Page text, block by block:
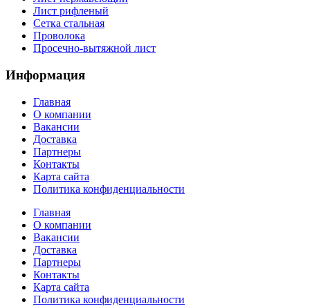
Лист рифленый
Сетка стальная
Проволока
Просечно-вытяжной лист
Информация
Главная
О компании
Вакансии
Доставка
Партнеры
Контакты
Карта сайта
Политика конфиденциальности
Главная
О компании
Вакансии
Доставка
Партнеры
Контакты
Карта сайта
Политика конфиденциальности